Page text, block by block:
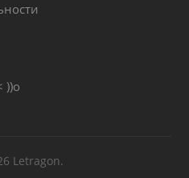
))o
Letragon.